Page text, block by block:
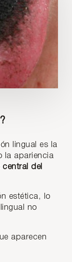
lingual es la
la apariencia
central del
estética, lo
no
aparecen